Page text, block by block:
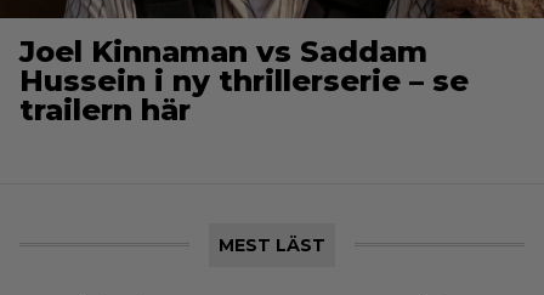
Joel Kinnaman vs Saddam
Hussein i ny thrillerserie – se
trailern här
MEST LÄST